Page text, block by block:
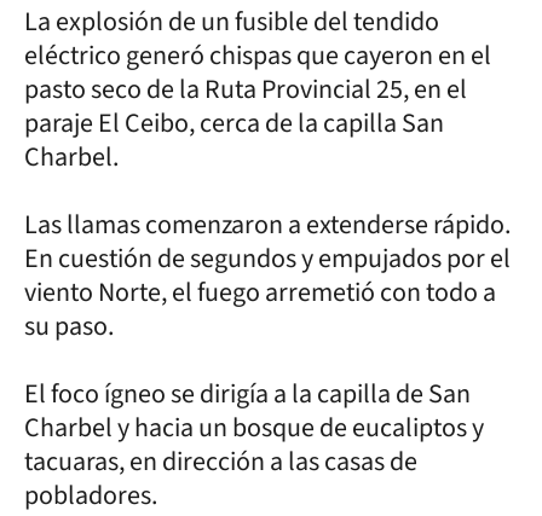
La explosión de un fusible del tendido
eléctrico generó chispas que cayeron en el
pasto seco de la Ruta Provincial 25, en el
paraje El Ceibo, cerca de la capilla San
Charbel.
Las llamas comenzaron a extenderse rápido.
En cuestión de segundos y empujados por el
viento Norte, el fuego arremetió con todo a
su paso.
El foco ígneo se dirigía a la capilla de San
Charbel y hacia un bosque de eucaliptos y
tacuaras, en dirección a las casas de
pobladores.